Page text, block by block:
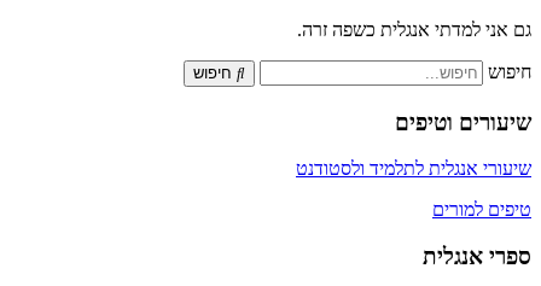
גם אני למדתי אנגלית כשפה זרה.
חיפוש חיפוש
שיעורים וטיפים
שיעורי אנגלית לתלמיד ולסטודנט
טיפים למורים
ספרי אנגלית